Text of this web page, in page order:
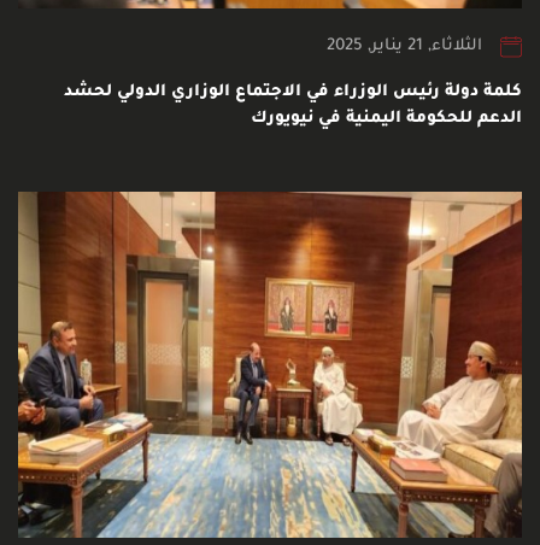
الثلاثاء, 21 يناير, 2025
كلمة دولة رئيس الوزراء في الاجتماع الوزاري الدولي لحشد
الدعم للحكومة اليمنية في نيويورك